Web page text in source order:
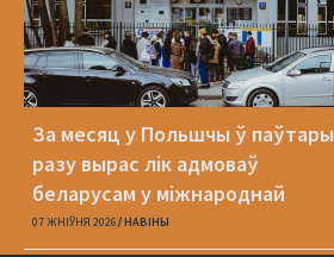
За месяц у Польшчы ў паўтары
разу вырас лік адмоваў
беларусам у міжнароднай
абароне
07 ЖНІЎНЯ 2026 НАВІНЫ